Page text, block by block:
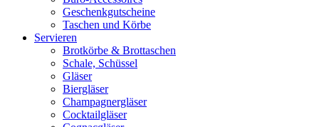
Geschenkgutscheine
Taschen und Körbe
Servieren
Brotkörbe & Brottaschen
Schale, Schüssel
Gläser
Biergläser
Champagnergläser
Cocktailgläser